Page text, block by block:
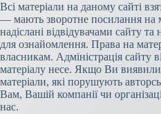
Всі матеріали на даному сайті
— мають зворотне посилання на
надіслані відвідувачами сайту
для ознайомлення. Права на
власникам. Адміністрація сайту
матеріалу несе. Якщо Ви
матеріали, які порушують
Вам, Вашій компанії чи
нас.